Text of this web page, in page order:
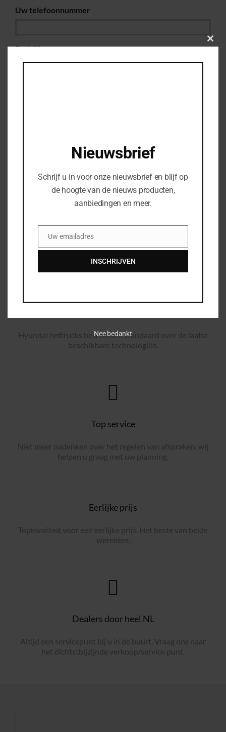
Uw telefoonnummer
Bedrijfsnaam
Hyundai heftrucks beschikken standaard over de laatst
beschikbare technologiën.
Top service
Niet meer nadenken over het regelen van afspraken, wij
helpen u graag met uw planning.
Eerlijke prijs
Topkwaliteit voor een eerlijke prijs. Het beste van beide
werelden.
Dealers door heel NL
Altijd een servicepunt bij u in de buurt. Vraag ons naar
het dichtstbijzijnde verkoop/service punt.
Nieuwsbrief
Schrijf u in voor onze nieuwsbrief en blijf op
de hoogte van de nieuws producten,
aanbiedingen en meer.
EmailUw emailadres
INSCHRIJVEN
Nee bedankt